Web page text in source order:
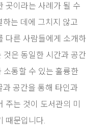
곳이라는 사례가 될 수
는 데에 그치지 않고
다른 사람들에게 소개하
것은 동일한 시간과 공간
소통할 수 있는 훌륭한
과 공간을 통해 타인과
주는 것이 도서관의 미
때문입니다.